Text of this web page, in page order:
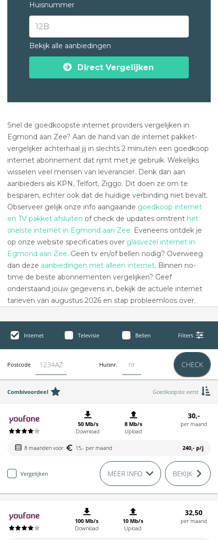
Huisnummer
Bekijk alle aanbiedingen
Direct Vergelijken
Snel de goedkoopste internet providers vergelijken in
Egmond aan Zee? Aan de hand van de internet pakket-
vergelijker achterhaal jij in slechts 2 minuten een goedkoop
internet abonnement dat rijmt met je gebruik. Wekelijks
wisselen veel mensen van leverancier. Denk dan aan
aanbieders als KPN, Telfort, Ziggo. Dit doen ze om te
besparen, echter ook dat de huidige verbinding niet bevalt.
Observeer gelijk onze info aangaande goedkoop internet
en TV pakket afsluiten of check de updates omtrent het
snelste internet in Egmond aan Zee. Eveneens ontdek je
op onze website specificaties over glasvezel internet in
Egmond aan Zee. Geen tv en/of bellen nodig? Overweeg
dan deze aanbiedingen met alleen internet. Binnen no-
time de beste abonnementen vergelijken? Geef
onderstaand jouw gegevens in, bekijk de actuele internet
tarieven van augustus 2026 en stap probleemloos over.
Internet Televisie Bellen Filters
Postcode Huisnr. CHECK
Combivoordeel Goedkoopste eerst
50 Mb/s
Download
8 Mb/s
Upload
30,-
per maand
8 maanden voor 15,- per maand 240,- p/j
Vergelijken MEER INFO BEKIJK
100 Mb/s
Download
10 Mb/s
Upload
32,50
per maand